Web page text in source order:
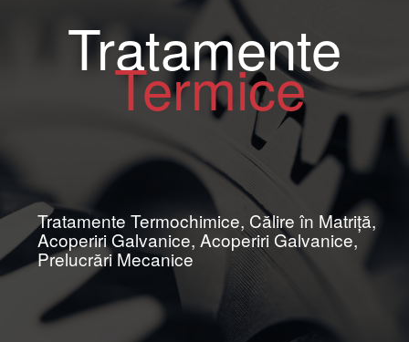
Tratamente Termochimice, Călire în Matriţă,
Acoperiri Galvanice, Acoperiri Galvanice,
Prelucrări Mecanice
Tratamente
Termice